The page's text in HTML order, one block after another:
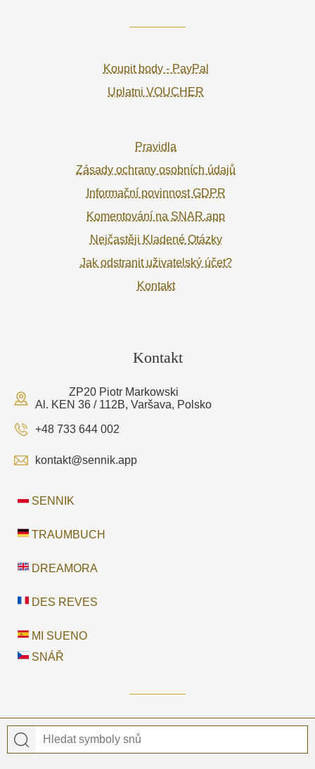
Koupit body - PayPal
Uplatni VOUCHER
Pravidla
Zásady ochrany osobních údajů
Informační povinnost GDPR
Komentování na SNAR.app
Nejčastěji Kladené Otázky
Jak odstranit uživatelský účet?
Kontakt
Kontakt
ZP20 Piotr Markowski
Al. KEN 36 / 112B, Varšava, Polsko
+48 733 644 002
kontakt@sennik.app
SENNIK
TRAUMBUCH
DREAMORA
DES REVES
MI SUENO
SNÁŘ
© 2026 Snář